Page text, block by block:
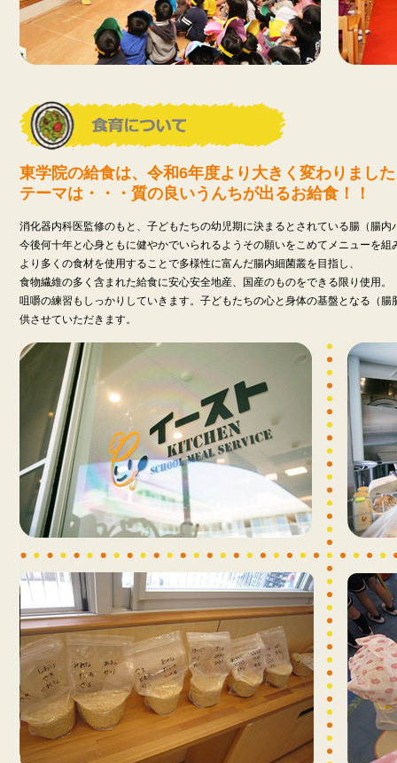
東学院の給食は、令和6年度より大きく変わりまし
テーマは・・・質の良いうんちが出るお給食！！
消化器内科医監修のもと、子どもたちの幼児期に決まるとされている腸（腸内
今後何十年と心身ともに健やかでいられるようその願いをこめてメニューを組
より多くの食材を使用することで多様性に富んだ腸内細菌叢を目指し、
食物繊維の多く含まれた給食に安心安全地産、国産のものをできる限り使用。
咀嚼の練習もしっかりしていきます。子どもたちの心と身体の基盤となる（
供させていただきます。